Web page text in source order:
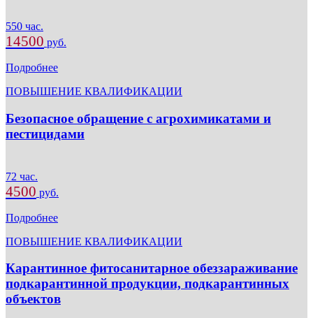
550 час.
14500 руб.
Подробнее
ПОВЫШЕНИЕ КВАЛИФИКАЦИИ
Безопасное обращение с агрохимикатами и
пестицидами
72 час.
4500 руб.
Подробнее
ПОВЫШЕНИЕ КВАЛИФИКАЦИИ
Карантинное фитосанитарное обеззараживание
подкарантинной продукции, подкарантинных
объектов